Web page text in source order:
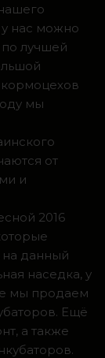
нас можно
по лучшей
мы
от
и
2016
на данный
наседка, у
мы продаем
Ещё
а также